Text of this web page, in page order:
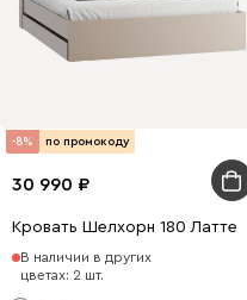
-8% по промокоду
30 990
Кровать Шелхорн 180 Латте
В наличии в других
цветах: 2 шт.